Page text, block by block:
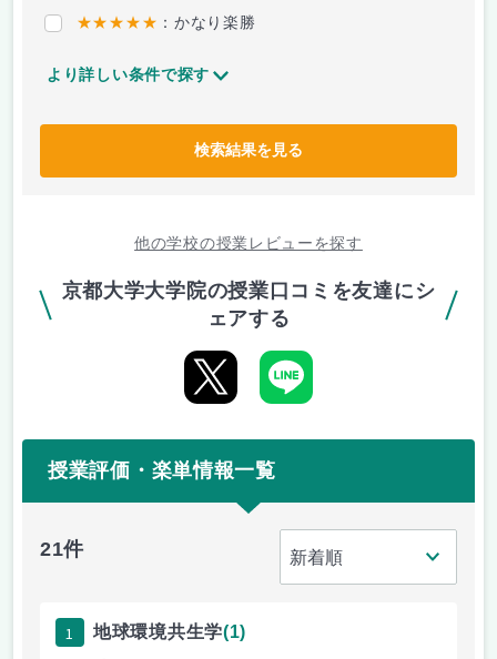
★★★★★ ：かなり楽勝
より詳しい条件で探す
検索結果を見る
他の学校の授業レビューを探す
京都大学大学院の授業口コミを友達にシ
ェアする
授業評価・楽単情報一覧
21件
1 地球環境共生学(1)